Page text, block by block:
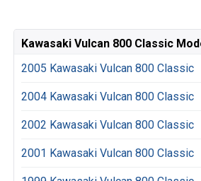
Kawasaki Vulcan 800 Classic
2005 Kawasaki Vulcan 800 Classic
2004 Kawasaki Vulcan 800 Classic
2002 Kawasaki Vulcan 800 Classic
2001 Kawasaki Vulcan 800 Classic